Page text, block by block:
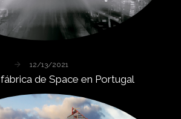
12/13/2021
fábrica de Space en Portugal